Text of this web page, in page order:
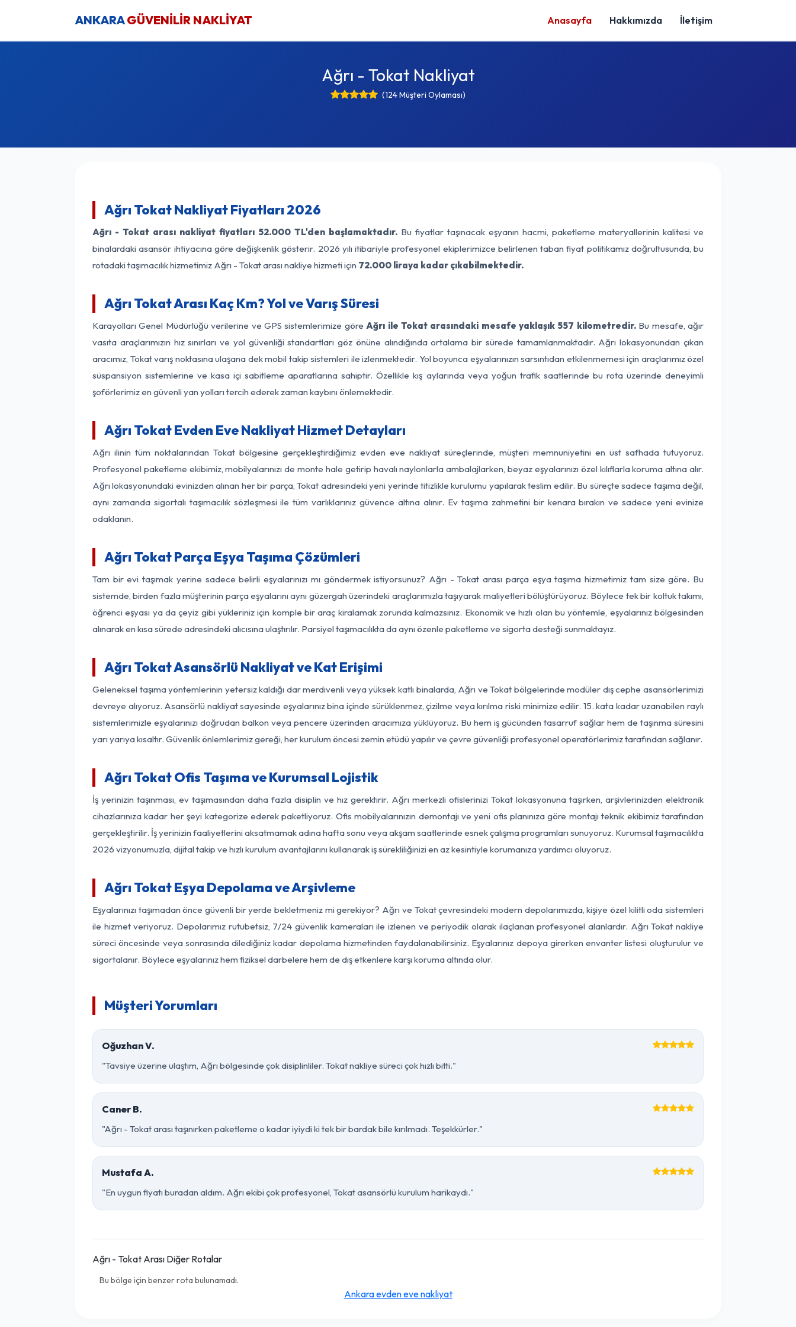
ANKARAGÜVENİLİR NAKLİYAT Anasayfa Hakkımızda İletişim
Ağrı - Tokat Nakliyat
(124 Müşteri Oylaması)
Ağrı Tokat Nakliyat Fiyatları 2026
Ağrı - Tokat arası nakliyat fiyatları 52.000 TL'den başlamaktadır. Bu fiyatlar taşınacak eşyanın hacmi, paketleme materyallerinin kalitesi ve
binalardaki asansör ihtiyacına göre değişkenlik gösterir. 2026 yılı itibariyle profesyonel ekiplerimizce belirlenen taban fiyat politikamız doğrultusunda, bu
rotadaki taşımacılık hizmetimiz Ağrı - Tokat arası nakliye hizmeti için 72.000 liraya kadar çıkabilmektedir.
Ağrı Tokat Arası Kaç Km? Yol ve Varış Süresi
Karayolları Genel Müdürlüğü verilerine ve GPS sistemlerimize göreAğrı ile Tokat arasındaki mesafe yaklaşık 557 kilometredir.Bu mesafe, ağır
vasıta araçlarımızın hız sınırları ve yol güvenliği standartları göz önüne alındığında ortalama bir sürede tamamlanmaktadır. Ağrı lokasyonundan çıkan
aracımız, Tokat varış noktasına ulaşana dek mobil takip sistemleri ile izlenmektedir. Yol boyunca eşyalarınızın sarsıntıdan etkilenmemesi için araçlarımız özel
süspansiyon sistemlerine ve kasa içi sabitleme aparatlarına sahiptir. Özellikle kış aylarında veya yoğun trafik saatlerinde bu rota üzerinde deneyimli
şoförlerimiz en güvenli yan yolları tercih ederek zaman kaybını önlemektedir.
Ağrı Tokat Evden Eve Nakliyat Hizmet Detayları
Ağrı ilinin tüm noktalarından Tokat bölgesine gerçekleştirdiğimiz evden eve nakliyat süreçlerinde, müşteri memnuniyetini en üst safhada tutuyoruz.
Profesyonel paketleme ekibimiz, mobilyalarınızı de monte hale getirip havalı naylonlarla ambalajlarken, beyaz eşyalarınızı özel kılıflarla koruma altına alır.
Ağrı lokasyonundaki evinizden alınan her bir parça, Tokat adresindeki yeni yerinde titizlikle kurulumu yapılarak teslim edilir. Bu süreçte sadece taşıma değil,
aynı zamanda sigortalı taşımacılık sözleşmesi ile tüm varlıklarınız güvence altına alınır. Ev taşıma zahmetini bir kenara bırakın ve sadece yeni evinize
odaklanın.
Ağrı Tokat Parça Eşya Taşıma Çözümleri
Tam bir evi taşımak yerine sadece belirli eşyalarınızı mı göndermek istiyorsunuz? Ağrı - Tokat arası parça eşya taşıma hizmetimiz tam size göre. Bu
sistemde, birden fazla müşterinin parça eşyalarını aynı güzergah üzerindeki araçlarımızla taşıyarak maliyetleri bölüştürüyoruz. Böylece tek bir koltuk takımı,
öğrenci eşyası ya da çeyiz gibi yükleriniz için komple bir araç kiralamak zorunda kalmazsınız. Ekonomik ve hızlı olan bu yöntemle, eşyalarınız bölgesinden
alınarak en kısa sürede adresindeki alıcısına ulaştırılır. Parsiyel taşımacılıkta da aynı özenle paketleme ve sigorta desteği sunmaktayız.
Ağrı Tokat Asansörlü Nakliyat ve Kat Erişimi
Geleneksel taşıma yöntemlerinin yetersiz kaldığı dar merdivenli veya yüksek katlı binalarda, Ağrı ve Tokat bölgelerinde modüler dış cephe asansörlerimizi
devreye alıyoruz. Asansörlü nakliyat sayesinde eşyalarınız bina içinde sürüklenmez, çizilme veya kırılma riski minimize edilir. 15. kata kadar uzanabilen raylı
sistemlerimizle eşyalarınızı doğrudan balkon veya pencere üzerinden aracımıza yüklüyoruz. Bu hem iş gücünden tasarruf sağlar hem de taşınma süresini
yarı yarıya kısaltır. Güvenlik önlemlerimiz gereği, her kurulum öncesi zemin etüdü yapılır ve çevre güvenliği profesyonel operatörlerimiz tarafından sağlanır.
Ağrı Tokat Ofis Taşıma ve Kurumsal Lojistik
İş yerinizin taşınması, ev taşımasından daha fazla disiplin ve hız gerektirir. Ağrı merkezli ofislerinizi Tokat lokasyonuna taşırken, arşivlerinizden elektronik
cihazlarınıza kadar her şeyi kategorize ederek paketliyoruz. Ofis mobilyalarınızın demontajı ve yeni ofis planınıza göre montajı teknik ekibimiz tarafından
gerçekleştirilir. İş yerinizin faaliyetlerini aksatmamak adına hafta sonu veya akşam saatlerinde esnek çalışma programları sunuyoruz. Kurumsal taşımacılıkta
2026 vizyonumuzla, dijital takip ve hızlı kurulum avantajlarını kullanarak iş sürekliliğinizi en az kesintiyle korumanıza yardımcı oluyoruz.
Ağrı Tokat Eşya Depolama ve Arşivleme
Eşyalarınızı taşımadan önce güvenli bir yerde bekletmeniz mi gerekiyor? Ağrı ve Tokat çevresindeki modern depolarımızda, kişiye özel kilitli oda sistemleri
ile hizmet veriyoruz. Depolarımız rutubetsiz, 7/24 güvenlik kameraları ile izlenen ve periyodik olarak ilaçlanan profesyonel alanlardır. Ağrı Tokat nakliye
süreci öncesinde veya sonrasında dilediğiniz kadar depolama hizmetinden faydalanabilirsiniz. Eşyalarınız depoya girerken envanter listesi oluşturulur ve
sigortalanır. Böylece eşyalarınız hem fiziksel darbelere hem de dış etkenlere karşı koruma altında olur.
Müşteri Yorumları
Oğuzhan V.
"Tavsiye üzerine ulaştım, Ağrı bölgesinde çok disiplinliler. Tokat nakliye süreci çok hızlı bitti."
Caner B.
"Ağrı - Tokat arası taşınırken paketleme o kadar iyiydi ki tek bir bardak bile kırılmadı. Teşekkürler."
Mustafa A.
"En uygun fiyatı buradan aldım. Ağrı ekibi çok profesyonel, Tokat asansörlü kurulum harikaydı."
Ağrı - Tokat Arası Diğer Rotalar
Bu bölge için benzer rota bulunamadı.
Ankara evden eve nakliyat